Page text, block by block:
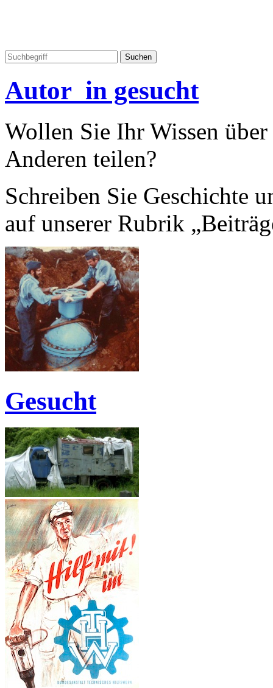
Autor_in gesucht
Wollen Sie Ihr Wissen
Anderen teilen?
Schreiben Sie Geschichte
auf unserer Rubrik
Gesucht